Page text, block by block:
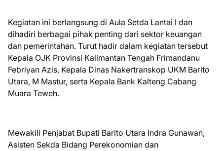
Kegiatan ini berlangsung di Aula Setda Lantai I dan
dihadiri berbagai pihak penting dari sektor keuangan
dan pemerintahan. Turut hadir dalam kegiatan tersebut
Kepala OJK Provinsi Kalimantan Tengah Frimandanu
Febriyan Azis, Kepala Dinas Nakertranskop UKM Barito
Utara, M Mastur, serta Kepala Bank Kalteng Cabang
Muara Teweh.
Mewakili Penjabat Bupati Barito Utara Indra Gunawan,
Asisten Sekda Bidang Perekonomian dan